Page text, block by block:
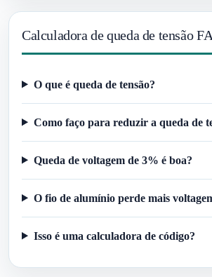
Calculadora de queda de tensão
O que é queda de tensão?
Como faço para reduzir a queda de
Queda de voltagem de 3% é boa?
O fio de alumínio perde mais
Isso é uma calculadora de código?